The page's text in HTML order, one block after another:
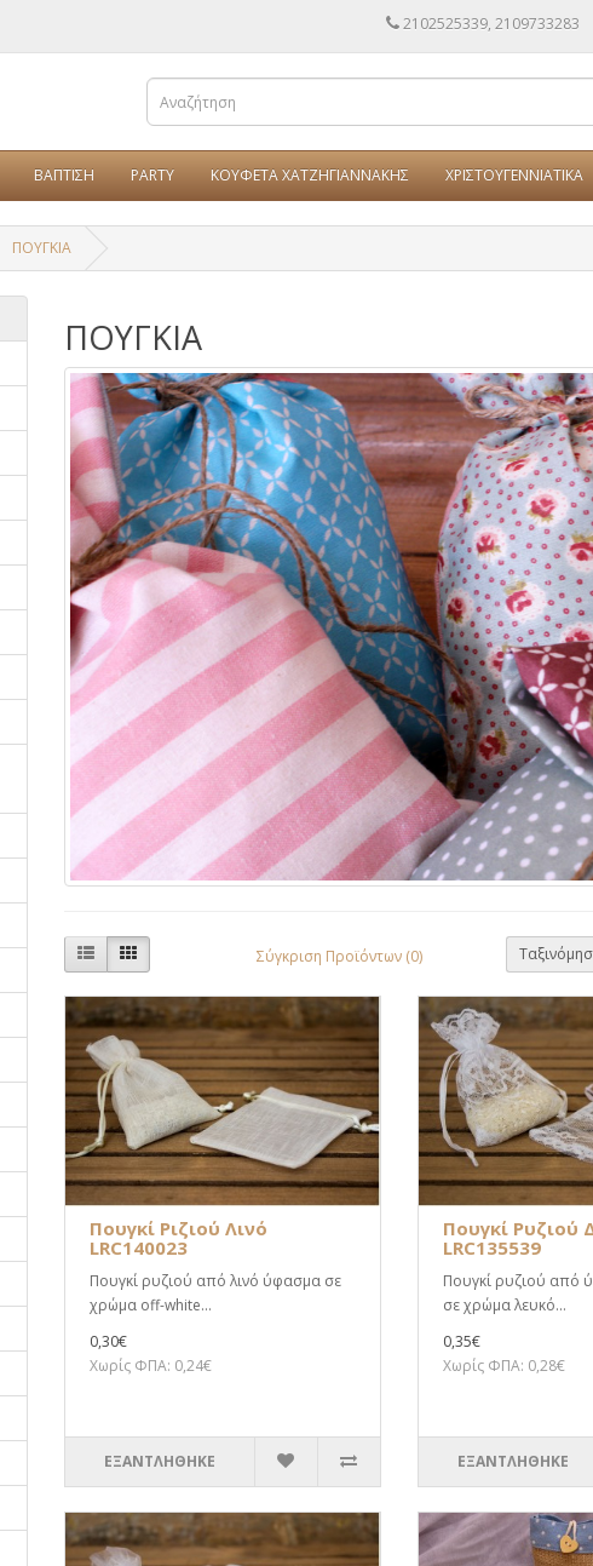
2102525339, 2109733283
ΒΑΠΤΙΣΗ PARTY ΚΟΥΦΕΤΑ ΧΑΤΖΗΓΙΑΝΝΑΚΗΣ ΧΡΙΣΤΟΥΓΕΝΝΙΑΤΙΚΑ
ΠΟΥΓΚΙΑ
ΠΟΥΓΚΙΑ
Σύγκριση Προϊόντων (0)
Πουγκί Ριζιού Λινό
LRC140023
Πουγκί ρυζιού από λινό ύφασμα σε
χρώμα off-white...
0,30€
Χωρίς ΦΠΑ: 0,24€
ΕΞΑΝΤΛΗΘΗΚΕ
Πουγκί Ρυζιού
LRC135539
Πουγκί ρυζιού από
σε χρώμα λευκό...
0,35€
Χωρίς ΦΠΑ: 0,28€
ΕΞΑΝΤΛΗΘΗΚΕ